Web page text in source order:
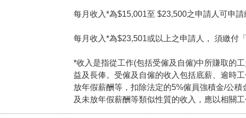
每月收入*為$15,001至 $23,500之申請人可申
每月收入*為$23,501或以上之申請人， 須繳付「
*收入是指從工作(包括受僱及自僱)中所賺取的
益及長俸。受僱及自僱的收入包括底薪、逾時
放年假薪酬等，扣除法定的5%僱員強積金/公
及未放年假薪酬等類似性質的收入，應以相關工